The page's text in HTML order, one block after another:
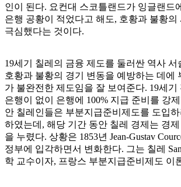
인이 된다. 요컨대 스코틀랜드가 잉글랜드
은행 공황이 적었다고 해도, 호황과 불황의
극심했다는 것이다.
19세기 칠레의 금융 제도를 둘러싼 역사 서
호황과 불황의 경기 변동을 예방하는 데에
가 불완전한 제도임을 잘 보여준다. 19세
은행이 없이 은행에 100% 지급 준비를 강
안 칠레인들은 부분지급준비제도를 도입
하였는데, 해당 기간 동안 칠레 경제는 경
을 누렸다. 상황은 1853년 Jean-Gustav
정부에 입각하면서 변화한다. 그는 칠레
학 교수이자, 프랑스 부분지급준비제도 이